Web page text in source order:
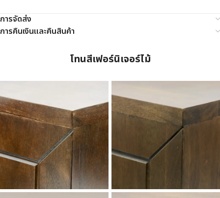
การจัดส่ง
การคืนเงินและคืนสินค้า
โทนสีเฟอร์นิเจอร์ไม้